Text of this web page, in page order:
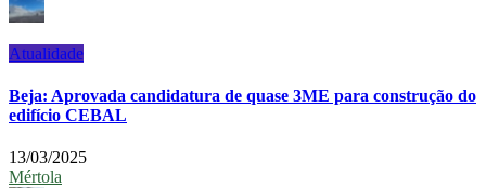
Atualidade
Beja: Aprovada candidatura de quase 3ME para construção do
edifício CEBAL
13/03/2025
Mértola